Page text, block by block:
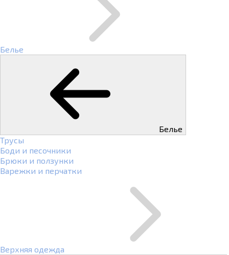
Белье
Белье
Трусы
Боди и песочники
Брюки и ползунки
Варежки и перчатки
Верхняя одежда